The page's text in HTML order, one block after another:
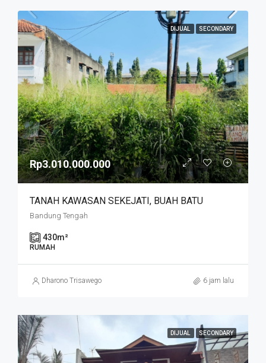
DIJUAL SECONDARY
Rp3.010.000.000
TANAH KAWASAN SEKEJATI, BUAH BATU
Bandung Tengah
430m²
RUMAH
Dharono Trisawego 6 jam lalu
DIJUAL SECONDARY